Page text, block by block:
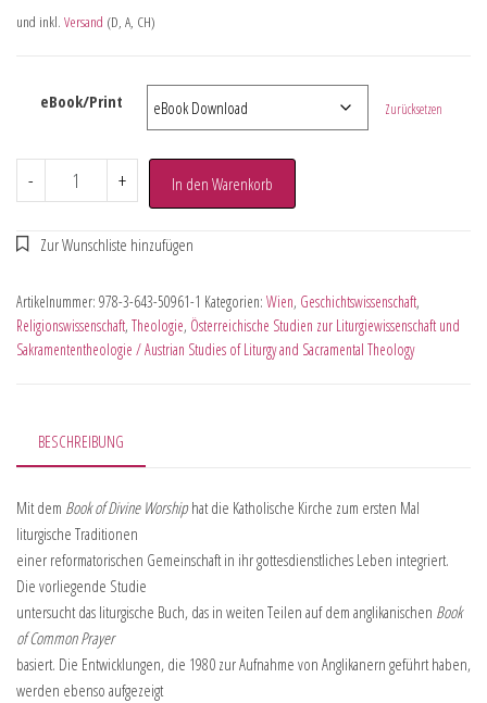
und inkl. Versand (D, A, CH)
eBook/Print Zurücksetzen
- + In den Warenkorb
Artikelnummer: 978-3-643-50961-1 Kategorien: Wien, Geschichtswissenschaft,
Religionswissenschaft, Theologie, Österreichische Studien zur Liturgiewissenschaft und
Sakramententheologie / Austrian Studies of Liturgy and Sacramental Theology
BESCHREIBUNG
Mit dem Book of Divine Worshiphat die Katholische Kirche zum ersten Mal
liturgische Traditionen
einer reformatorischen Gemeinschaft in ihr gottesdienstliches Leben integriert.
Die vorliegende Studie
untersucht das liturgische Buch, das in weiten Teilen auf dem anglikanischen Book
of Common Prayer
basiert. Die Entwicklungen, die 1980 zur Aufnahme von Anglikanern geführt haben,
werden ebenso aufgezeigt